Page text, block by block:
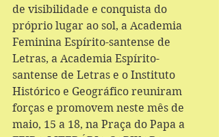
de visibilidade e conquista do
próprio lugar ao sol, a Academia
Feminina Espírito-santense de
Letras, a Academia Espírito-
santense de Letras e o Instituto
Histórico e Geográfico reuniram
forças e promovem neste mês de
maio, 15 a 18, na Praça do Papa a